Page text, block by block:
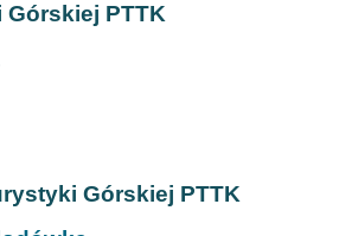
PTTK
Górskiej PTTK